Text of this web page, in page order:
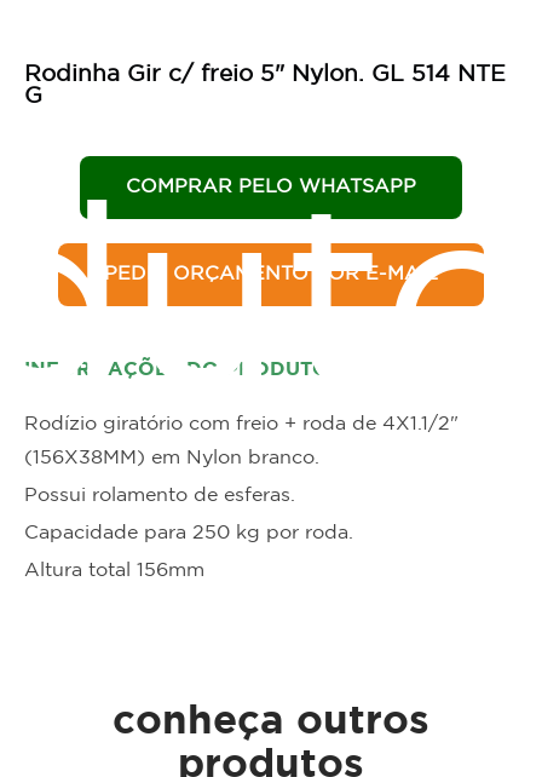
Rodinha Gir c/ freio 5" Nylon. GL 514 NTE
G
COMPRAR PELO WHATSAPP
PEDIR ORÇAMENTO POR E-MAIL
INFORMAÇÕES DO PRODUTO
Rodízio giratório com freio + roda de 4X1.1/2"
(156X38MM) em Nylon branco.
Possui rolamento de esferas.
Capacidade para 250 kg por roda.
Altura total 156mm
conheça outros
produtos